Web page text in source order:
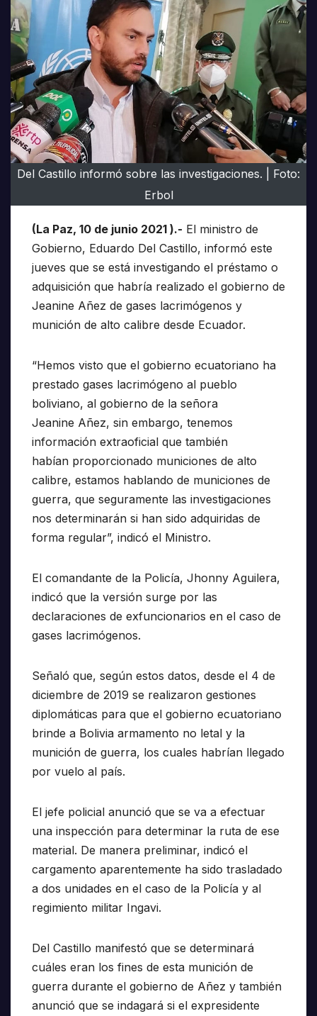
Del Castillo informó sobre las investigaciones. | Foto:
Erbol
(La Paz, 10 de junio 2021 ).- El ministro de
Gobierno, Eduardo Del Castillo, informó este
jueves que se está investigando el préstamo o
adquisición que habría realizado el gobierno de
Jeanine Añez de gases lacrimógenos y
munición de alto calibre desde Ecuador.
“Hemos visto que el gobierno ecuatoriano ha
prestado gases lacrimógeno al pueblo
boliviano, al gobierno de la señora
Jeanine Añez, sin embargo, tenemos
información extraoficial que también
habían proporcionado municiones de alto
calibre, estamos hablando de municiones de
guerra, que seguramente las investigaciones
nos determinarán si han sido adquiridas de
forma regular”, indicó el Ministro.
El comandante de la Policía, Jhonny Aguilera,
indicó que la versión surge por las
declaraciones de exfuncionarios en el caso de
gases lacrimógenos.
Señaló que, según estos datos, desde el 4 de
diciembre de 2019 se realizaron gestiones
diplomáticas para que el gobierno ecuatoriano
brinde a Bolivia armamento no letal y la
munición de guerra, los cuales habrían llegado
por vuelo al país.
El jefe policial anunció que se va a efectuar
una inspección para determinar la ruta de ese
material. De manera preliminar, indicó el
cargamento aparentemente ha sido trasladado
a dos unidades en el caso de la Policía y al
regimiento militar Ingavi.
Del Castillo manifestó que se determinará
cuáles eran los fines de esta munición de
guerra durante el gobierno de Añez y también
anunció que se indagará si el expresidente